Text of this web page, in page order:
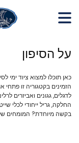
של
אינטרנט,
לחץ
אנטר
כדי
Content
על הסיפון
כאן תוכלו למצוא ציוד ימי
הזמינים בקטגוריה זו פתחי
לדגלים, גגונים ואביזרים
החלקה, גריל ייחודי לכלי
בקשה מיוחדת? המומחים